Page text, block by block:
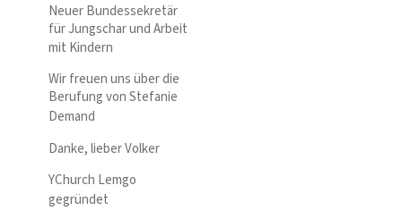
Neuer Bundessekretär
für Jungschar und Arbeit
mit Kindern
Wir freuen uns über die
Berufung von Stefanie
Demand
Danke, lieber Volker
YChurch Lemgo
gegründet